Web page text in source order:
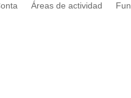
Áreas de actividad